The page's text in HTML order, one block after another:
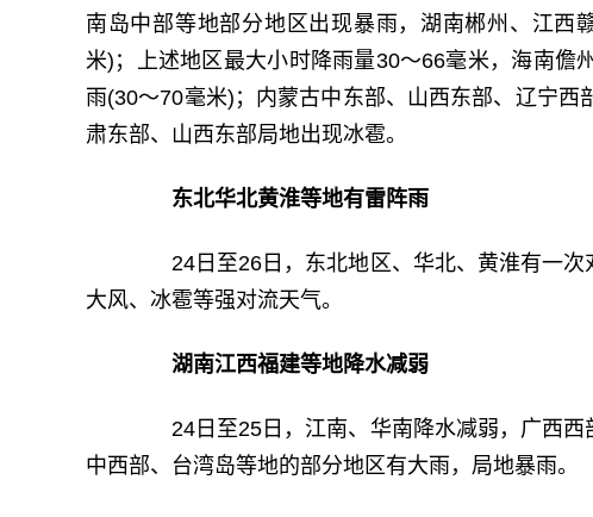
南岛中部等地部分地区出现暴雨，湖南郴州、江西
米)；上述地区最大小时降雨量30～66毫米，海南儋
雨(30～70毫米)；内蒙古中东部、山西东部、辽宁
肃东部、山西东部局地出现冰雹。
东北华北黄淮等地有雷阵雨
24日至26日，东北地区、华北、黄淮有一次
大风、冰雹等强对流天气。
湖南江西福建等地降水减弱
24日至25日，江南、华南降水减弱，广西西
中西部、台湾岛等地的部分地区有大雨，局地暴雨。